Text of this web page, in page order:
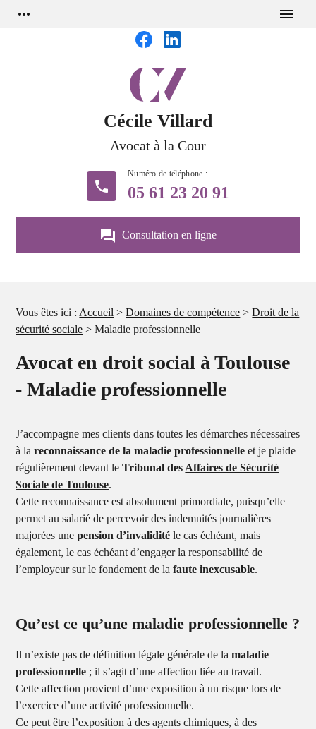
more_horiz menu
Cécile Villard
Avocat à la Cour
phone 05 61 23 20 91
question_answer Consultation en ligne
Vous êtes ici : Accueil >Domaines de compétence >Droit de la
sécurité sociale > Maladie professionnelle
Avocat en droit social à Toulouse
- Maladie professionnelle
J’accompagne mes clients dans toutes les démarches nécessaires
à lareconnaissance de la maladie professionnelle et je plaide
régulièrement devant leTribunal des Affaires de Sécurité
Sociale de Toulouse.
Cette reconnaissance est absolument primordiale, puisqu’elle
permet au salarié de percevoir des indemnités journalières
majorées unepension d’invalidité le cas échéant, mais
également, le cas échéant d’engager la responsabilité de
l’employeur sur le fondement de lafaute inexcusable.
Qu’est ce qu’une maladie professionnelle ?
Il n’existe pas de définition légale générale de lamaladie
professionnelle ; il s’agit d’une affection liée au travail.
Cette affection provient d’une exposition à un risque lors de
l’exercice d’une activité professionnelle.
Ce peut être l’exposition à des agents chimiques, à des